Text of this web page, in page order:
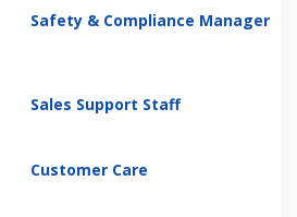
Safety & Compliance Manager
Sales Support Staff
Customer Care